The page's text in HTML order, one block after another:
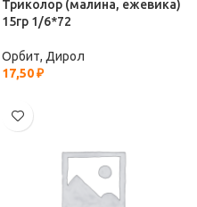
Триколор (малина, ежевика)
15гр 1/6*72
Орбит, Дирол
17,50₽